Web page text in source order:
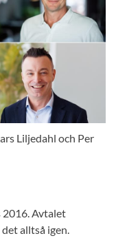
Liljedahl och Per
2016. Avtalet
alltså igen.